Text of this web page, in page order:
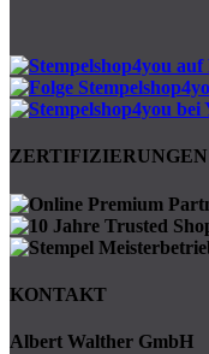
ZERTIFIZIERUNGEN
KONTAKT
Albert Walther GmbH